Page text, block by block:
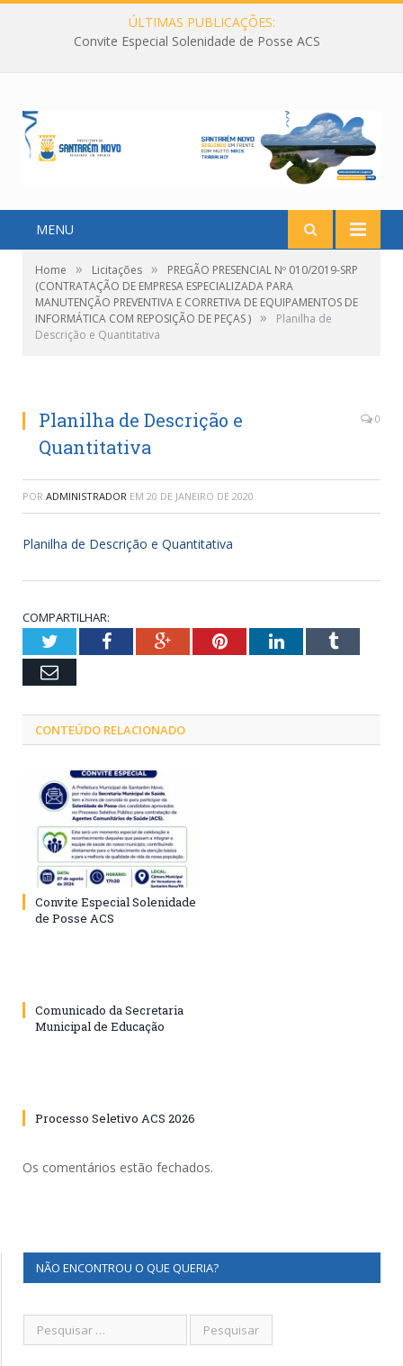
ÚLTIMAS PUBLICAÇÕES:
Convite Especial Solenidade de Posse ACS
MENU
Home » Licitações »
PREGÃO PRESENCIAL Nº 010/2019-SRP
(CONTRATAÇÃO DE EMPRESA ESPECIALIZADA PARA
MANUTENÇÃO PREVENTIVA E CORRETIVA DE EQUIPAMENTOS DE
INFORMÁTICA COM REPOSIÇÃO DE PEÇAS ) »
Planilha de
Descrição e Quantitativa
Planilha de Descrição e
Quantitativa
0
POR ADMINISTRADOR EM 20 DE JANEIRO DE 2020
Planilha de Descrição e Quantitativa
COMPARTILHAR:
TwitterFacebookGoogle+PinterestLinkedInTumblr
Email
CONTEÚDO RELACIONADO
Convite Especial Solenidade
de Posse ACS
Comunicado da Secretaria
Municipal de Educação
Processo Seletivo ACS 2026
Os comentários estão fechados.
NÃO ENCONTROU O QUE QUERIA?